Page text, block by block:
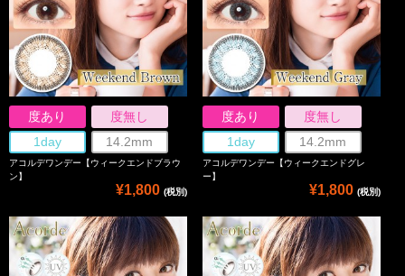
度あり
度無し
1day
14.2mm
アコルデワンデー【ウィークエンドブラウ
ン】
¥1,800 (税別)
度あり
度無し
1day
14.2mm
アコルデワンデー【ウィークエンドグレ
ー】
¥1,800 (税別)